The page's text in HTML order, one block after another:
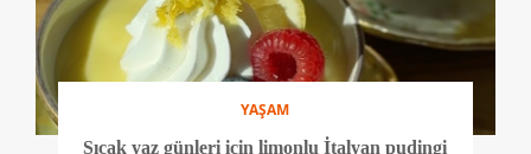
YAŞAM
Sıcak yaz günleri için limonlu İtalyan pudingi